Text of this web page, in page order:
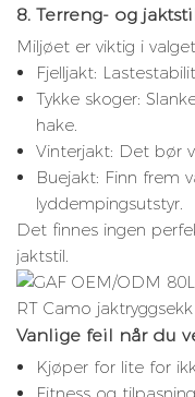
8. Terreng- og
Miljøet er viktig i
Fjelljakt:
Tykke skoger:
hake.
Vinterjakt: Det bør
Buejakt: Finn frem
lyddempingsutstyr.
Det finnes ingen
jaktstil.
Vanlige feil når du
Kjøper for lite for